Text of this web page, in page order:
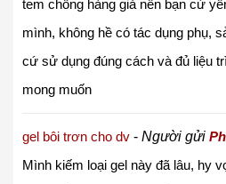
tem chống hàng giả nên bạn cứ
mình, không hề có tác dụng phụ,
cứ sử dụng đúng cách và đủ liệu
mong muốn
gel bôi trơn cho dv - Người gửi
Mình kiếm loại gel này đã lâu, hy